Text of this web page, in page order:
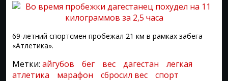
69-летний спортсмен пробежал 21 км в рамках забега
«Атлетика».
Метки: айгубов бег вес дагестан
легкая
атлетика
марафон сбросил вес спорт